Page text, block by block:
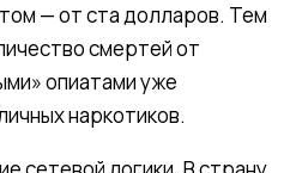
— от ста долларов. Тем
смертей от
опиатами уже
наркотиков.